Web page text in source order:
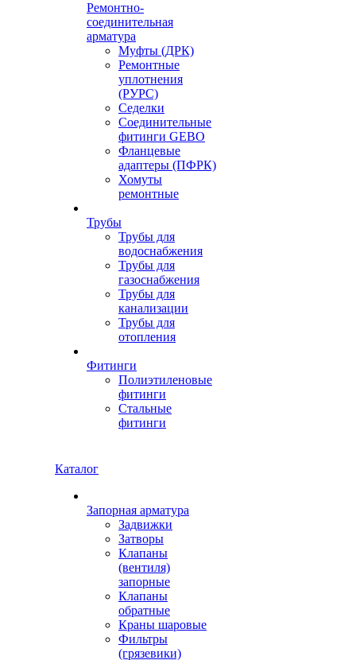
Ремонтно-
соединительная
арматура
Муфты (ДРК)
Ремонтные
уплотнения
(РУРС)
Седелки
Соединительные
фитинги GEBO
Фланцевые
адаптеры (ПФРК)
Хомуты
ремонтные
Трубы
Трубы для
водоснабжения
Трубы для
газоснабжения
Трубы для
канализации
Трубы для
отопления
Фитинги
Полиэтиленовые
фитинги
Стальные
фитинги
Каталог
Запорная арматура
Задвижки
Затворы
Клапаны
(вентиля)
запорные
Клапаны
обратные
Краны шаровые
Фильтры
(грязевики)